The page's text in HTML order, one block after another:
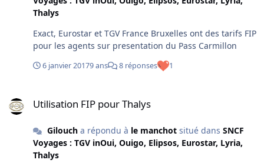
Thalys
Exact, Eurostar et TGV France Bruxelles ont des tarifs FIP
pour les agents sur presentation du Pass Carmillon
6 janvier 20179 ans 8 réponses 1
Utilisation FIP pour Thalys
Giloucha répondu à le manchotsitué dans SNCF
Voyages : TGV inOui, Ouigo, Elipsos, Eurostar, Lyria,
Thalys